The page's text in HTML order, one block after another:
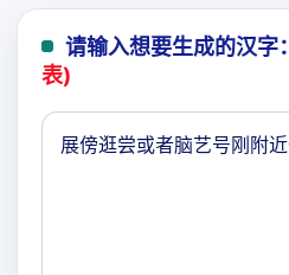
请输入想要生成的汉字：
表)